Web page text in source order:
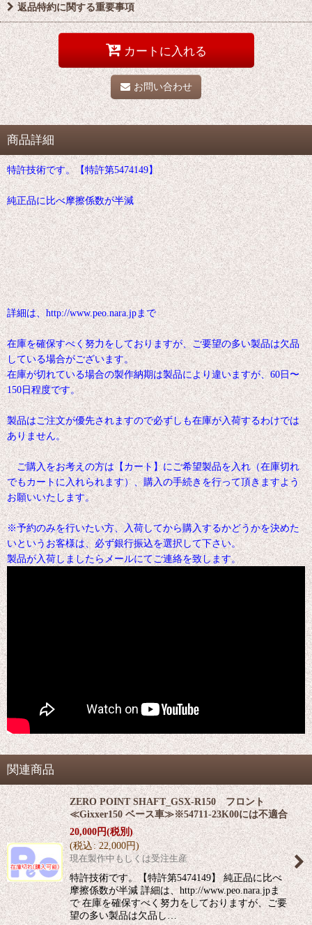
返品特約に関する重要事項
カートに入れる
お問い合わせ
商品詳細
特許技術です。【特許第5474149】
純正品に比べ摩擦係数が半減
詳細は、http://www.peo.nara.jpまで
在庫を確保すべく努力をしておりますが、ご要望の多い製品は欠品
している場合がございます。
在庫が切れている場合の製作納期は製品により違いますが、60日〜
150日程度です。
製品はご注文が優先されますので必ずしも在庫が入荷するわけでは
ありません。
ご購入をお考えの方は【カート】にご希望製品を入れ（在庫切れ
でもカートに入れられます）、購入の手続きを行って頂きますよう
お願いいたします。
※予約のみを行いたい方、入荷してから購入するかどうかを決めた
いというお客様は、必ず銀行振込を選択して下さい。
製品が入荷しましたらメールにてご連絡を致します。
関連商品
ZERO POINT SHAFT_GSX-R150 フロント
≪Gixxer150 ベース車≫※54711-23K00には不適合
20,000円(税別)
(税込: 22,000円)
現在製作中もしくは受注生産
特許技術です。【特許第5474149】 純正品に比べ
摩擦係数が半減 詳細は、http://www.peo.nara.jpま
で 在庫を確保すべく努力をしておりますが、ご要
望の多い製品は欠品し…